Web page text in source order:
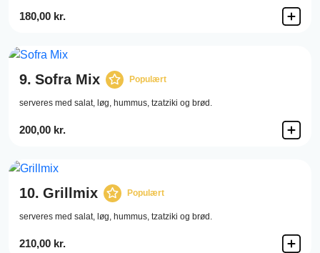
180,00 kr.
9. Sofra Mix Populært
serveres med salat, løg, hummus, tzatziki og brød.
200,00 kr.
10. Grillmix Populært
serveres med salat, løg, hummus, tzatziki og brød.
210,00 kr.